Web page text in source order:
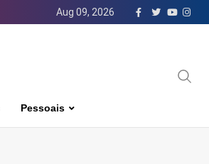
Aug 09, 2026
Pessoais